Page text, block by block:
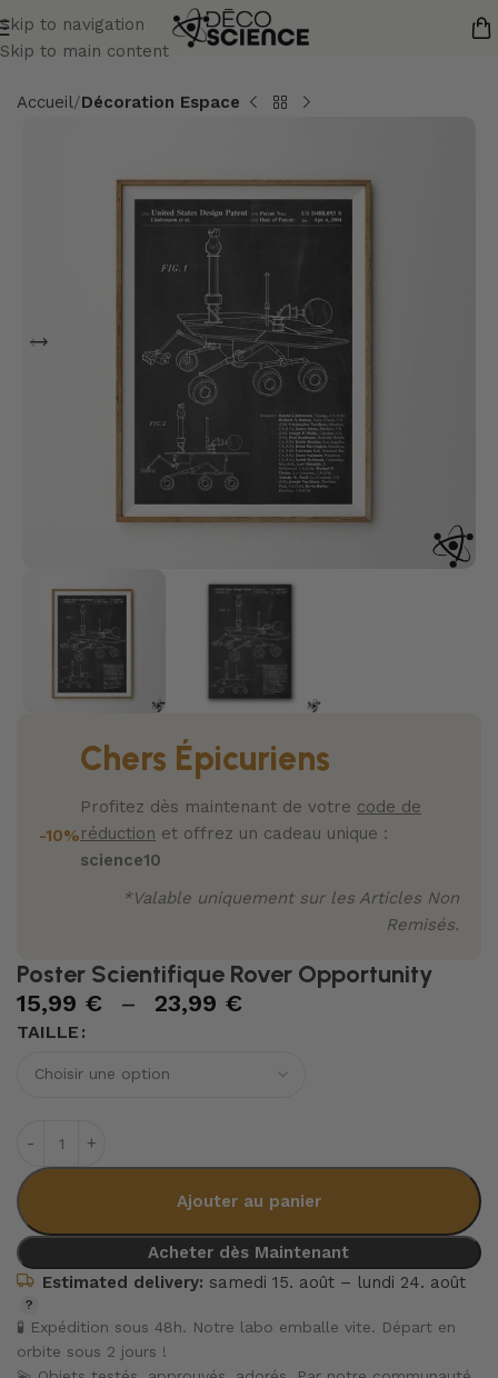
Skip to navigation
Skip to main content
Accueil Décoration Espace
Poster Scientifique Rover Opportunity
15,99 € – 23,99 €
-10%
Chers Épicuriens
Profitez dès maintenant de votre code de
réduction et offrez un cadeau unique :
science10
*Valable uniquement sur les Articles Non
Remisés.
TAILLE
Ajouter au panier
Acheter dès Maintenant
Estimated delivery: samedi 15. août – lundi 24. août
🧪 Expédition sous 48h. Notre labo emballe vite. Départ en
orbite sous 2 jours !